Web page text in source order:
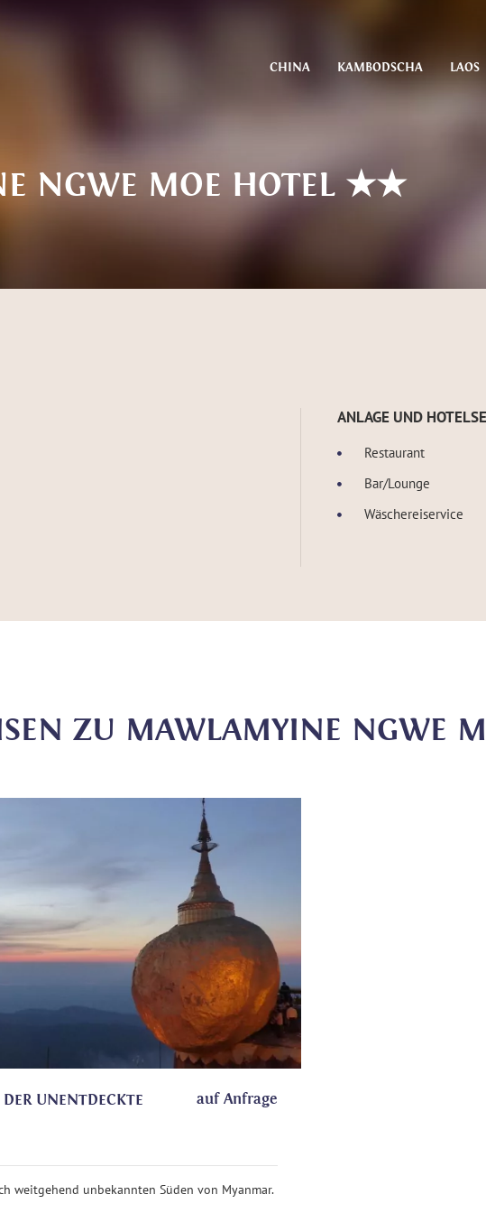
CHINA KAMBODSCHA LAOS
NGWE MOE HOTEL ★★
ANLAGE UND
Restaurant
Bar/Lounge
Wäschereiservice
ZU MAWLAMYINE NGWE
UNENTDECKTE
auf Anfrage
weitgehend unbekannten Süden von Myanmar.